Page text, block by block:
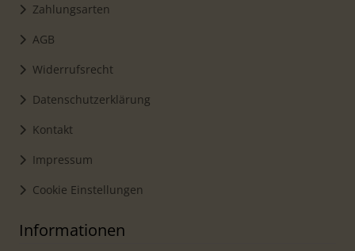
Zahlungsarten
AGB
Widerrufsrecht
Datenschutzerklärung
Kontakt
Impressum
Cookie Einstellungen
Informationen